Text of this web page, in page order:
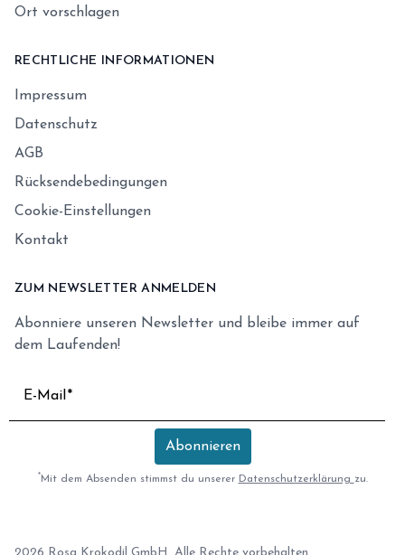
Ort vorschlagen
RECHTLICHE INFORMATIONEN
Impressum
Datenschutz
AGB
Rücksendebedingungen
Cookie-Einstellungen
Kontakt
ZUM NEWSLETTER ANMELDEN
Abonniere unseren Newsletter und bleibe immer auf
dem Laufenden!
E-Mail
Abonnieren
*Mit dem Absenden stimmst du unserer Datenschutzerklärung zu.